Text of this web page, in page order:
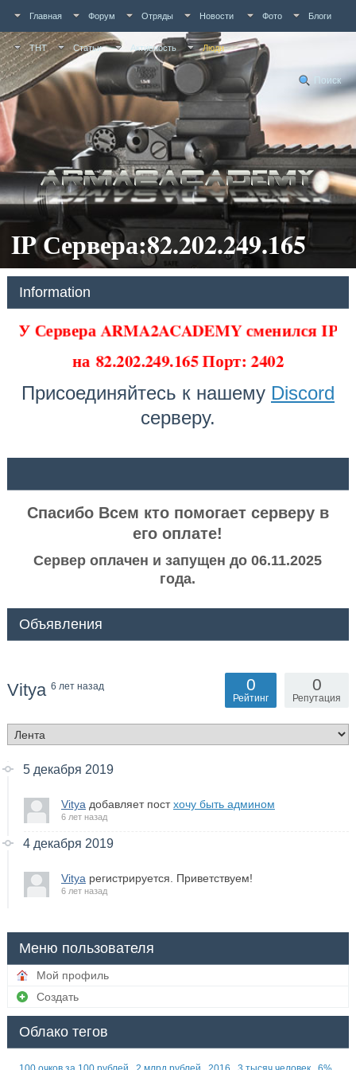
Главная Форум Отряды Новости Фото Блоги
ТНТ Статьи Активность Люди
Поиск
IP Сервера:82.202.249.165
Information
У Сервера ARMA2ACADEMY сменился IP
на 82.202.249.165 Порт: 2402
Присоединяйтесь к нашему Discord
серверу.
Спасибо Всем кто помогает серверу в
его оплате!
Сервер оплачен и запущен до 06.11.2025
года.
Объявления
Vitya 6 лет назад 0
Репутация
0
Рейтинг
5 декабря 2019
Vitya добавляет постхочу быть админом
6 лет назад
4 декабря 2019
Vitya регистрируется. Приветствуем!
6 лет назад
Меню пользователя
Мой профиль
Создать
Облако тегов